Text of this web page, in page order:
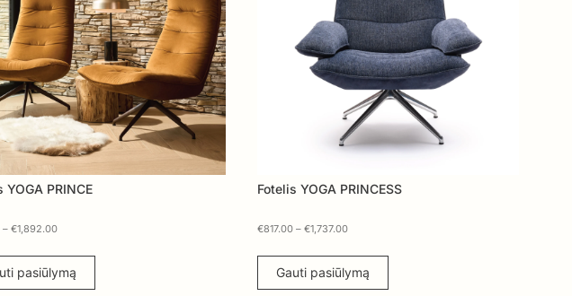
YOGA PRINCE
– €1,892.00
pasiūlymą
Fotelis YOGA PRINCESS
€817.00 – €1,737.00
Gauti pasiūlymą